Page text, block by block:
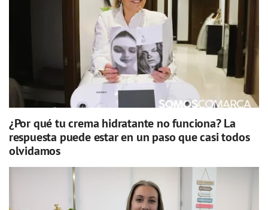
¿Por qué tu crema hidratante no funciona? La
respuesta puede estar en un paso que casi todos
olvidamos